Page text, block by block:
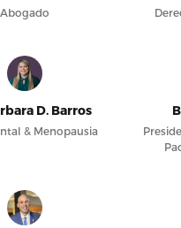
Abogado
D. Barros
& Menopausia